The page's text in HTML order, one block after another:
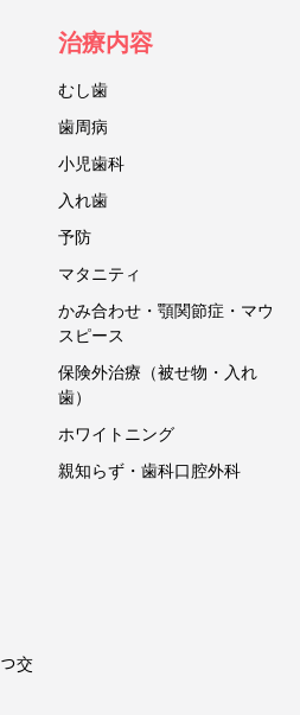
治療内容
むし歯
歯周病
小児歯科
入れ歯
予防
マタニティ
かみ合わせ・顎関節症・マウ
スピース
保険外治療（被せ物・入れ
歯）
ホワイトニング
親知らず・歯科口腔外科
交